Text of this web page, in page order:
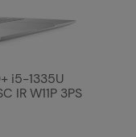
i5-1335U
IR W11P 3PS